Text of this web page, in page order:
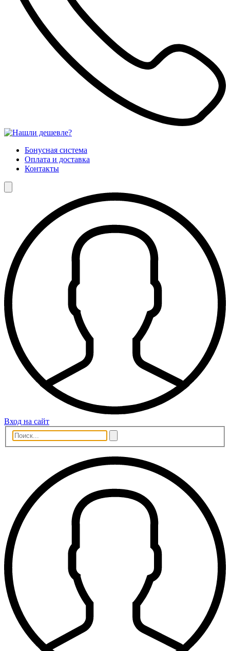
Бонусная система
Оплата и доставка
Контакты
Вход на сайт